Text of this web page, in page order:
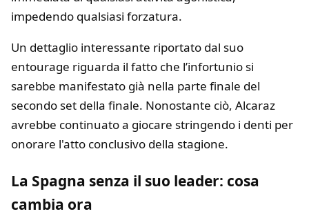
impedendo qualsiasi forzatura.
Un dettaglio interessante riportato dal suo
entourage riguarda il fatto che l’infortunio si
sarebbe manifestato già nella parte finale del
secondo set della finale. Nonostante ciò, Alcaraz
avrebbe continuato a giocare stringendo i denti per
onorare l'atto conclusivo della stagione.
La Spagna senza il suo leader: cosa
cambia ora